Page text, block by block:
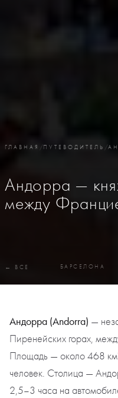
ГЛАВНАЯ /ПУТЕВОДИТЕЛЬ /
Андорра —
между
← ВСЕ БАРСЕЛОНА
Андорра (Andorra) —
Пиренейских горах,
Площадь — около 468
человек. Столица —
2,5–3 часа на